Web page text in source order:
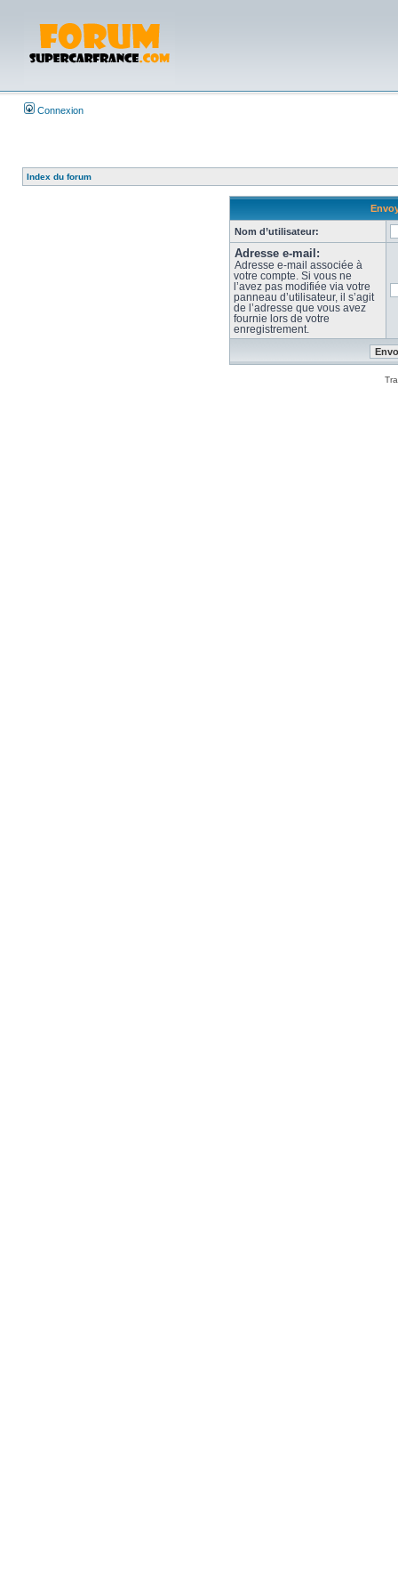
Connexion
Index du forum
Nom d’utilisateur:
Adresse e-mail:
Adresse e-mail associée à
votre compte. Si vous ne
l’avez pas modifiée via votre
panneau d’utilisateur, il s’agit
de l’adresse que vous avez
fournie lors de votre
enregistrement.